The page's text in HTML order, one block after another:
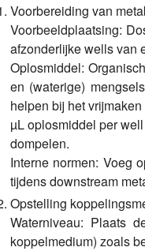
Voorbereiding van
Voorbeeldplaatsing:
afzonderlijke wells van
Oplosmiddel:
en (waterige)
helpen bij het
µL oplosmiddel per
dompelen.
Interne normen: Voeg
tijdens downstream
Opstelling
Waterniveau: Plaats
koppelmedium) zoals